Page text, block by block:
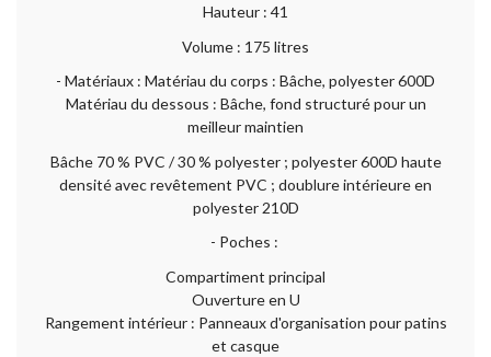
Hauteur : 41
Volume : 175 litres
- Matériaux : Matériau du corps : Bâche, polyester 600D
Matériau du dessous : Bâche, fond structuré pour un
meilleur maintien
Bâche 70 % PVC / 30 % polyester ; polyester 600D haute
densité avec revêtement PVC ; doublure intérieure en
polyester 210D
- Poches :
Compartiment principal
Ouverture en U
Rangement intérieur : Panneaux d'organisation pour patins
et casque